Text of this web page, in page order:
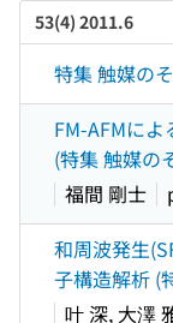
53(4) 2011.6
特集 触媒の
FM-AFMに
(特集 触媒の
福間 剛士
和周波発生
子構造解析 (
叶 深, 大澤